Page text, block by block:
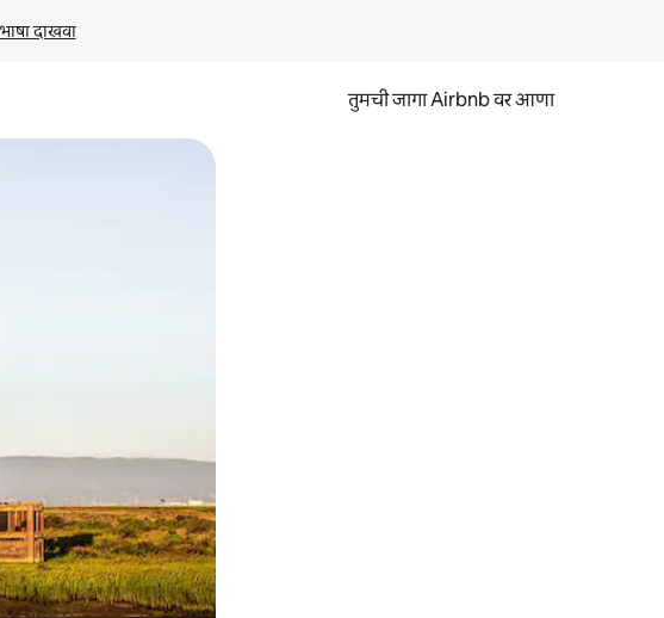
दाखवा
तुमची जागा Airbnb वर आणा
करा.